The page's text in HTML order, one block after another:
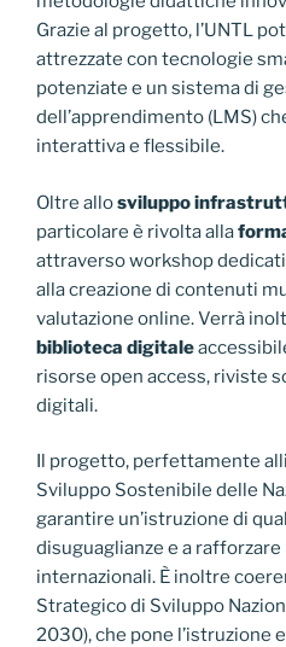
Grazie al progetto, l’UNTL
attrezzate con tecnologie
potenziate e un sistema di
dell’apprendimento (LMS)
interattiva e flessibile.
Oltre allosviluppo
particolare è rivolta alla
attraverso workshop
alla creazione di contenuti
valutazione online. Verrà
biblioteca digitale
risorse open access, riviste
digitali.
Il progetto, perfettamente
Sviluppo Sostenibile delle
garantire un’istruzione di
disuguaglianze e a
internazionali. È inoltre
Strategico di Sviluppo
2030), che pone l’istruzione